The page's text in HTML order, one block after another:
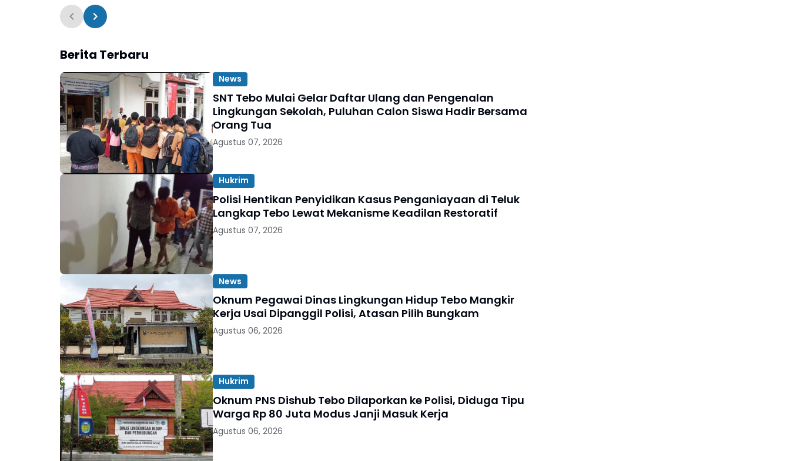
Berita Terbaru
News
SNT Tebo Mulai Gelar Daftar Ulang dan Pengenalan
Lingkungan Sekolah, Puluhan Calon Siswa Hadir Bersama
Orang Tua
Agustus 07, 2026
Hukrim
Polisi Hentikan Penyidikan Kasus Penganiayaan di Teluk
Langkap Tebo Lewat Mekanisme Keadilan Restoratif
Agustus 07, 2026
News
Oknum Pegawai Dinas Lingkungan Hidup Tebo Mangkir
Kerja Usai Dipanggil Polisi, Atasan Pilih Bungkam
Agustus 06, 2026
Hukrim
Oknum PNS Dishub Tebo Dilaporkan ke Polisi, Diduga Tipu
Warga Rp 80 Juta Modus Janji Masuk Kerja
Agustus 06, 2026